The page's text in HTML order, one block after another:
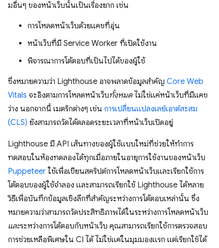
มอื่นๆ ของหน้าเว็บนั้นเป็นเรื่องยาก เช่น
การโหลดหน้าเว็บด้วยแคชที่อุ่น
หน้าเว็บที่มี Service Worker ที่เปิดใช้งาน
พิจารณาการโต้ตอบที่เป็นไปได้ของผู้ใช้
ซึ่งหมายความว่า Lighthouse อาจพลาดข้อมูลสำคัญ Core Web
Vitals จะอิงตามการโหลดหน้าเว็บทั้งหมด ไม่ใช่แค่หน้าเว็บที่มีแคช
ว่าง นอกจากนี้ เมตริกต่างๆ เช่น การเปลี่ยนแปลงเลย์เอาต์สะสม
(CLS) ยังสามารถวัดได้ตลอดระยะเวลาที่หน้าเว็บเปิดอยู่
Lighthouse มี API เส้นทางของผู้ใช้แบบใหม่ที่ช่วยให้ทำการ
ทดสอบในห้องทดลองได้ทุกเมื่อภายในอายุการใช้งานของหน้าเว็บ
Puppeteer ใช้เพื่อเขียนสคริปต์การโหลดหน้าเว็บและเรียกใช้การ
โต้ตอบของผู้ใช้จำลอง และสามารถเรียกใช้ Lighthouse ได้หลาย
วิธีเพื่อบันทึกข้อมูลเชิงลึกที่สำคัญระหว่างการโต้ตอบเหล่านั้น ซึ่ง
หมายความว่าสามารถวัดประสิทธิภาพได้ในระหว่างการโหลดหน้าเว็บ
และระหว่างการโต้ตอบกับหน้าเว็บ คุณสามารถเรียกใช้การตรวจสอบ
การช่วยเหลือพิเศษใน CI ได้ ไม่ใช่แค่ในมุมมองแรก แต่เรียกใช้ได้